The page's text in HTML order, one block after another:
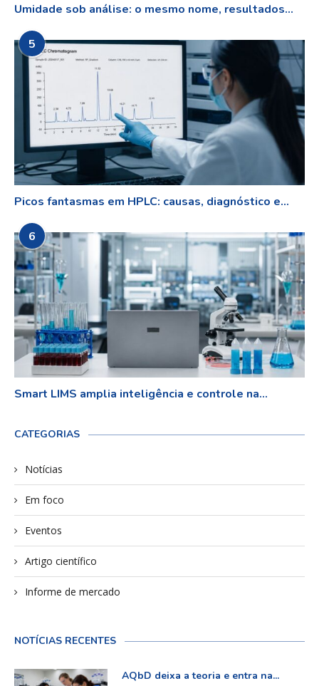
Umidade sob análise: o mesmo nome, resultados...
5
Picos fantasmas em HPLC: causas, diagnóstico e...
6
Smart LIMS amplia inteligência e controle na...
CATEGORIAS
Notícias
Em foco
Eventos
Artigo científico
Informe de mercado
NOTÍCIAS RECENTES
AQbD deixa a teoria e entra na...